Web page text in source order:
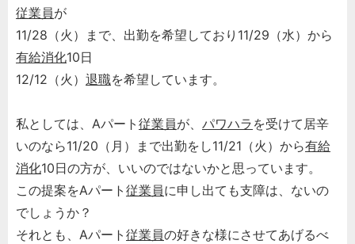
従業員が
11/28（火）まで、出勤を希望しており11/29（水）から
有給消化10日
12/12（火） 退職を希望しています。
私としては、Aパート 従業員が、 パワハラ を受けて居辛
いのなら11/20（月）まで出勤をし11/21（火）から有給
消化10日の方が、いいのではないかと思っています。
この提案をAパート 従業員に申し出ても支障は、ないの
でしょうか？
それとも、Aパート 従業員の好きな様にさせてあげるべ